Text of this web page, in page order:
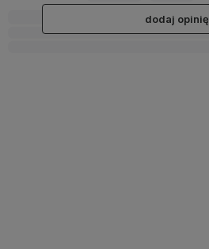
dodaj opinię